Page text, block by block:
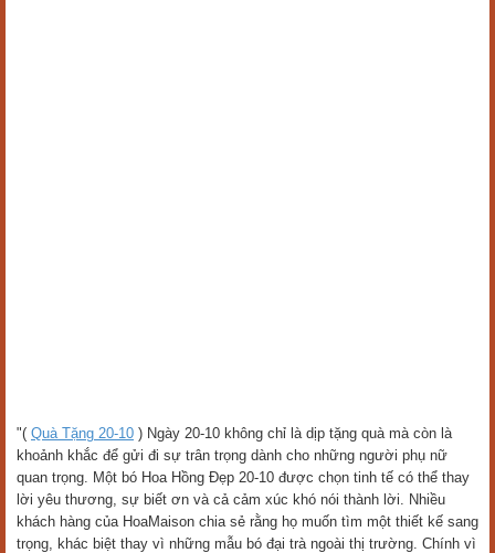
"( Quà Tặng 20-10 ) Ngày 20-10 không chỉ là dịp tặng quà mà còn là
khoảnh khắc để gửi đi sự trân trọng dành cho những người phụ nữ
quan trọng. Một bó Hoa Hồng Đẹp 20-10 được chọn tinh tế có thể thay
lời yêu thương, sự biết ơn và cả cảm xúc khó nói thành lời. Nhiều
khách hàng của HoaMaison chia sẻ rằng họ muốn tìm một thiết kế sang
trọng, khác biệt thay vì những mẫu bó đại trà ngoài thị trường. Chính vì